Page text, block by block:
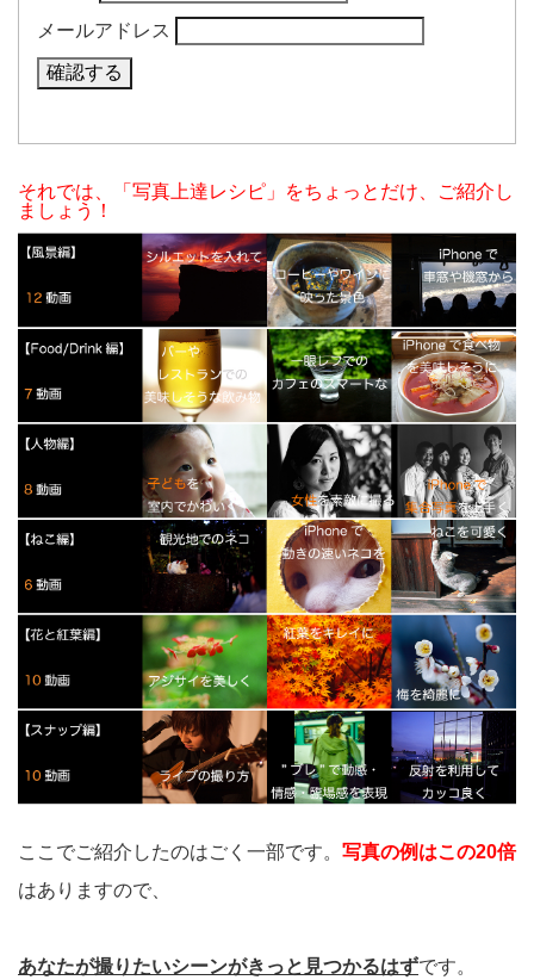
メールアドレス
それでは、「写真上達レシピ」をちょっとだけ、ご紹介し
ましょう！
ここでご紹介したのはごく一部です。 写真の例はこの20倍
はありますので、
あなたが撮りたいシーンがきっと見つかるはずです。